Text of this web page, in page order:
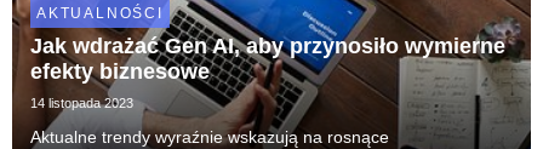
AKTUALNOŚCI
Jak wdrażać Gen AI, aby przynosiło wymierne
efekty biznesowe
14 listopada 2023
Aktualne trendy wyraźnie wskazują na rosnące